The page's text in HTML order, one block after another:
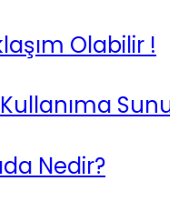
Olabilir !
Sunuldu